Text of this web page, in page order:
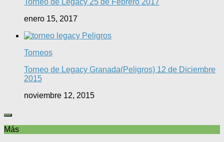
Torneo de Legacy 25 de Febrero 2017
enero 15, 2017
Torneos
Torneo de Legacy Granada(Peligros) 12 de Diciembre
2015
noviembre 12, 2015
Más